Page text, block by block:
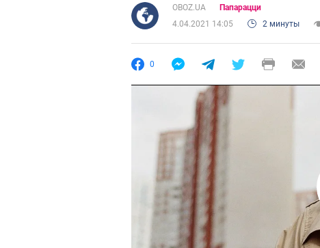
OBOZ.UA
Папарацци
4.04.2021 14:05
2 минуты
0